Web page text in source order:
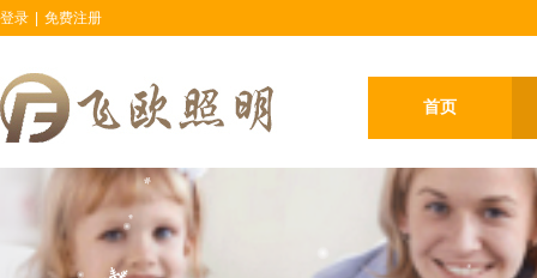
首页
登录 免费注册